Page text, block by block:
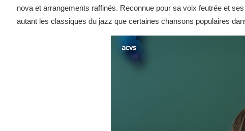
nova et arrangements raffinés. Reconnue pour sa voix feutrée et
autant les classiques du jazz que certaines chansons populaires